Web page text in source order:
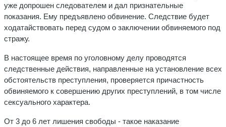
уже допрошен следователем и дал признательные
показания. Ему предъявлено обвинение. Следствие будет
ходатайствовать перед судом о заключении обвиняемого под
стражу.
В настоящее время по уголовному делу проводятся
следственные действия, направленные на установление всех
обстоятельств преступления, проверяется причастность
обвиняемого к совершению других преступлений, в том числе
сексуального характера.
От 3 до 6 лет лишения свободы - такое наказание